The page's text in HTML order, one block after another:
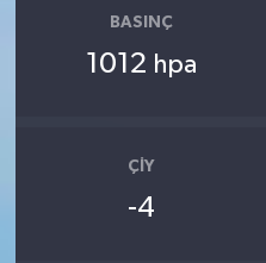
BASINÇ
1012 hpa
ÇIY
-4